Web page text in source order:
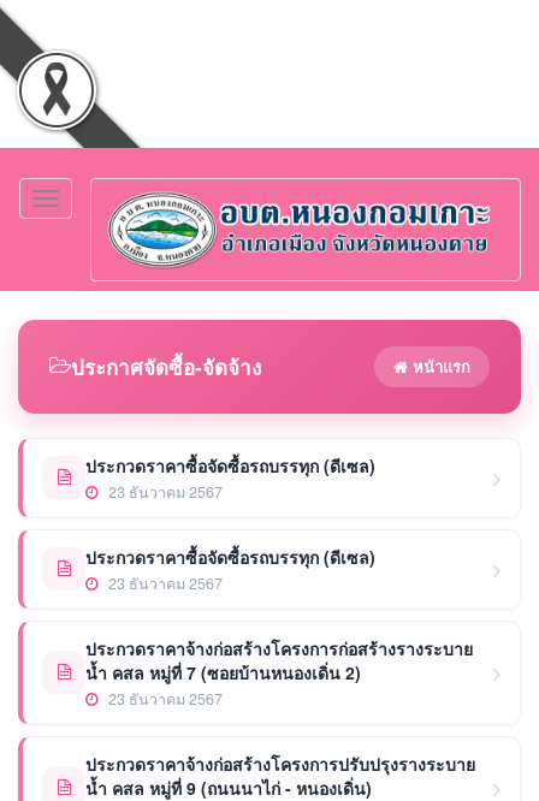
Toggle
navigation
ประกาศจัดซื้อ-จัดจ้าง หน้าแรก
ประกวดราคาซื้อจัดซื้อรถบรรทุก (ดีเซล)
23 ธันวาคม 2567
ประกวดราคาซื้อจัดซื้อรถบรรทุก (ดีเซล)
23 ธันวาคม 2567
ประกวดราคาจ้างก่อสร้างโครงการก่อสร้างรางระบาย
น้ำ คสล หมู่ที่ 7 (ซอยบ้านหนองเดิ่น 2)
23 ธันวาคม 2567
ประกวดราคาจ้างก่อสร้างโครงการปรับปรุงรางระบาย
น้ำ คสล หมู่ที่ 9 (ถนนนาไก่ - หนองเดิ่น)